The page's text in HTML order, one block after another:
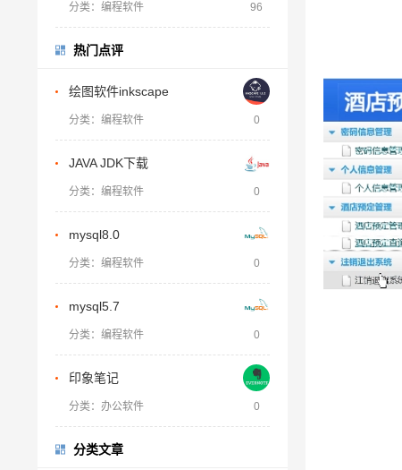
分类：编程软件 96
热门点评
绘图软件inkscape
分类：编程软件 0
JAVA JDK下载
分类：编程软件 0
mysql8.0
分类：编程软件 0
mysql5.7
分类：编程软件 0
印象笔记
分类：办公软件 0
分类文章